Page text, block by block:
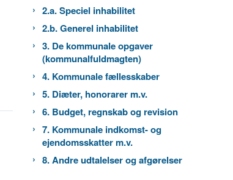
2.a. Speciel inhabilitet
2.b. Generel inhabilitet
3. De kommunale opgaver
(kommunalfuldmagten)
4. Kommunale fællesskaber
5. Diæter, honorarer m.v.
6. Budget, regnskab og revision
7. Kommunale indkomst- og
ejendomsskatter m.v.
8. Andre udtalelser og afgørelser